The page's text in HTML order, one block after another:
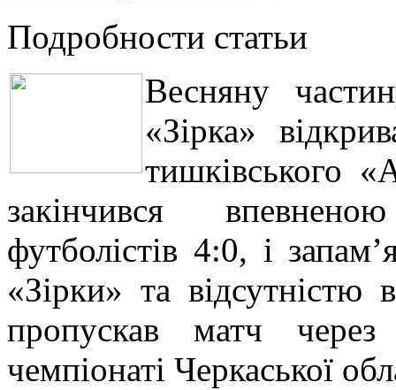
Подробности статьи
Весняну
«Зірка»
тишківського
закінчився
футболістів 4:0, і
«Зірки» та
пропускав матч через
чемпіонаті Черкаської